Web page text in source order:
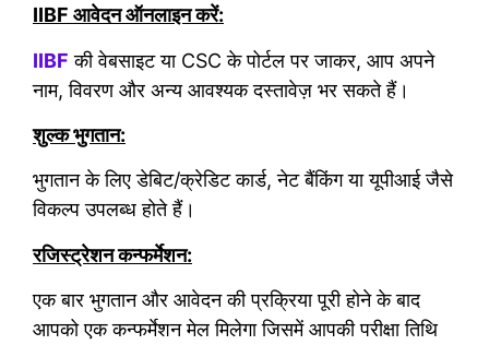
IIBF आवेदन ऑनलाइन करें:
IIBF की वेबसाइट या CSC के पोर्टल पर जाकर, आप अपने
नाम, विवरण और अन्य आवश्यक दस्तावेज़ भर सकते हैं।
शुल्क भुगतान:
भुगतान के लिए डेबिट/क्रेडिट कार्ड, नेट बैंकिंग या यूपीआई जैसे
विकल्प उपलब्ध होते हैं।
रजिस्ट्रेशन कन्फर्मेशन:
एक बार भुगतान और आवेदन की प्रक्रिया पूरी होने के बाद
आपको एक कन्फर्मेशन मेल मिलेगा जिसमें आपकी परीक्षा तिथि